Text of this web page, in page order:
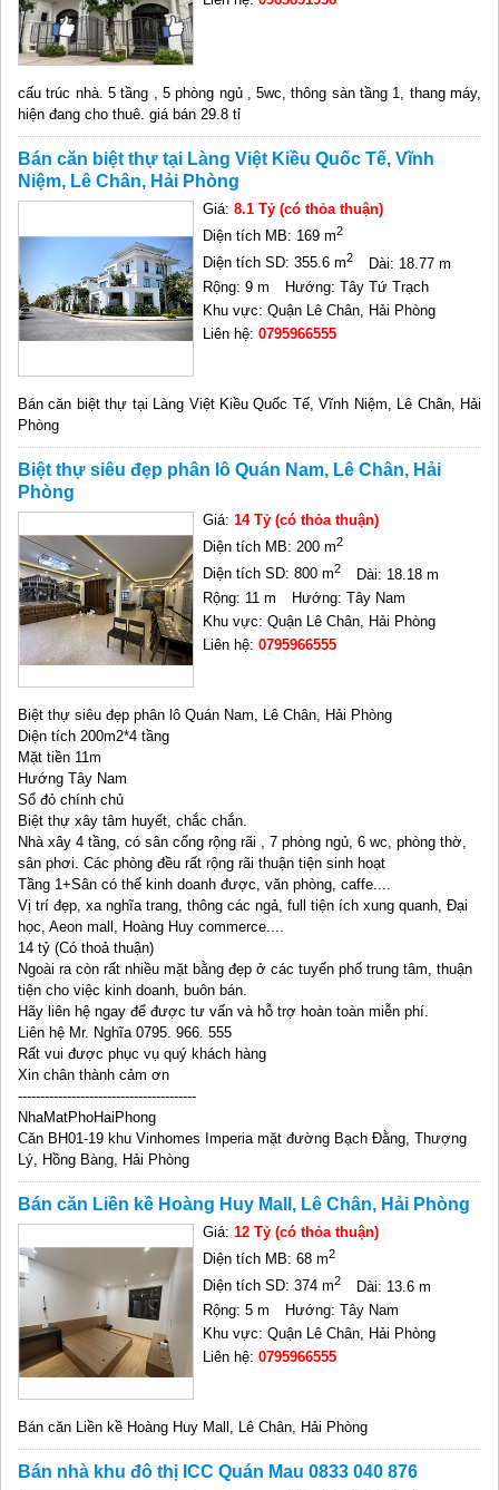
cấu trúc nhà. 5 tầng , 5 phòng ngủ , 5wc, thông sàn tầng 1, thang máy,
hiện đang cho thuê. giá bán 29.8 tỉ
Bán căn biệt thự tại Làng Việt Kiều Quốc Tế, Vĩnh
Niệm, Lê Chân, Hải Phòng
Giá:8.1 Tỷ (có thỏa thuận)
Diện tích MB: 169 m2
Diện tích SD: 355.6 m2
Dài: 18.77 m
Rộng: 9 m
Hướng: Tây Tứ Trạch
Khu vực: Quận Lê Chân, Hải Phòng
Liên hệ:0795966555
Bán căn biệt thự tại Làng Việt Kiều Quốc Tế, Vĩnh Niệm, Lê Chân, Hải
Phòng
Biệt thự siêu đẹp phân lô Quán Nam, Lê Chân, Hải
Phòng
Giá:14 Tỷ (có thỏa thuận)
Diện tích MB: 200 m2
Diện tích SD: 800 m2
Dài: 18.18 m
Rộng: 11 m
Hướng: Tây Nam
Khu vực: Quận Lê Chân, Hải Phòng
Liên hệ:0795966555
Biệt thự siêu đẹp phân lô Quán Nam, Lê Chân, Hải Phòng
Diện tích 200m2*4 tầng
Mặt tiền 11m
Hướng Tây Nam
Sổ đỏ chính chủ
Biệt thự xây tâm huyết, chắc chắn.
Nhà xây 4 tầng, có sân cổng rộng rãi , 7 phòng ngủ, 6 wc, phòng thờ,
sân phơi. Các phòng đều rất rộng rãi thuận tiện sinh hoạt
Tầng 1+Sân có thể kinh doanh được, văn phòng, caffe....
Vị trí đẹp, xa nghĩa trang, thông các ngả, full tiện ích xung quanh, Đại
học, Aeon mall, Hoàng Huy commerce....
14 tỷ (Có thoả thuận)
Ngoài ra còn rất nhiều mặt bằng đẹp ở các tuyến phố trung tâm, thuận
tiện cho việc kinh doanh, buôn bán.
Hãy liên hệ ngay để được tư vấn và hỗ trợ hoàn toàn miễn phí.
Liên hệ Mr. Nghĩa 0795. 966. 555
Rất vui được phục vụ quý khách hàng
Xin chân thành cảm ơn
----------------------------------------
NhaMatPhoHaiPhong
Căn BH01-19 khu Vinhomes Imperia mặt đường Bạch Đằng, Thượng
Lý, Hồng Bàng, Hải Phòng
Bán căn Liền kề Hoàng Huy Mall, Lê Chân, Hải Phòng
Giá:12 Tỷ (có thỏa thuận)
Diện tích MB: 68 m2
Diện tích SD: 374 m2
Dài: 13.6 m
Rộng: 5 m
Hướng: Tây Nam
Khu vực: Quận Lê Chân, Hải Phòng
Liên hệ:0795966555
Bán căn Liền kề Hoàng Huy Mall, Lê Chân, Hải Phòng
Bán nhà khu đô thị ICC Quán Mau 0833 040 876